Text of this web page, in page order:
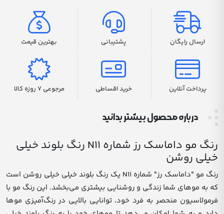
ارسال رایگان پشتیبانی بهترین قیمت
پرداخت آنلاین خرید اقساطی مرجوعی 7 روزه کالا
درباره محصول بیشتر بدانید
رنگ مو داماسک رز شماره N11 رنگ بلوند خیلی
خیلی روشن
رنگ مو "داماسک رز" شماره N11 یک رنگ بلوند خیلی خیلی روشن است
که به موهای شما زندگی و روشنایی بیشتری می‌بخشد. این رنگ مو با
فرمولاسیون منحصر به فرد خود، توانایی بالایی در رنگ‌آمیزی موها